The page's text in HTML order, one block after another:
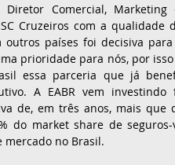
Diretor Comercial,
Cruzeiros com a qualidade
outros países foi decisiva
prioridade para nós, por
essa parceria que já
A EABR vem
de, em três anos, mais que
do market share de
mercado no Brasil.